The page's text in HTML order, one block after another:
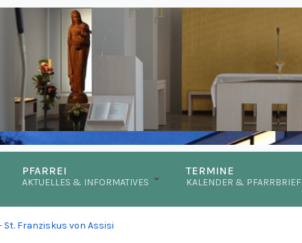
PFARREI
AKTUELLES & INFORMATIVES
TERMINE
KALENDER & PFARRBRIEF
Franziskus von Assisi